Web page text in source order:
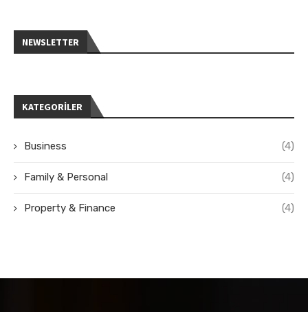
NEWSLETTER
KATEGORILER
Business (4)
Family & Personal (4)
Property & Finance (4)